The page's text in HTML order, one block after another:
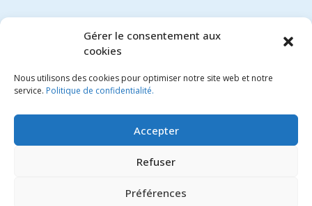
Gérer le consentement aux
cookies
Nous utilisons des cookies pour optimiser notre site web et notre
service. Politique de confidentialité.
Accepter
Refuser
Préférences
Aucun produit trouvé
FLORE ET JEANNE